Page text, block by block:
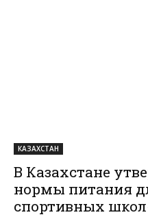
КАЗАХСТАН
В Казахстане
нормы питания
спортивных